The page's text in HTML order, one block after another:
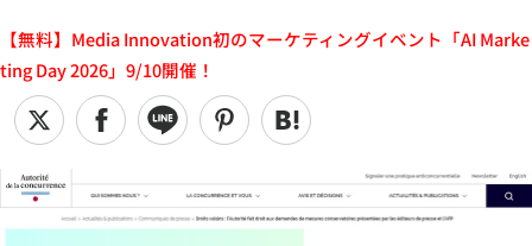
【無料】Media Innovation初のマーケティングイベント「AI Marke
ting Day 2026」9/10開催！